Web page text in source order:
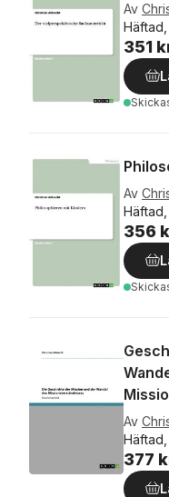
Av
351
Av
356
Av
377